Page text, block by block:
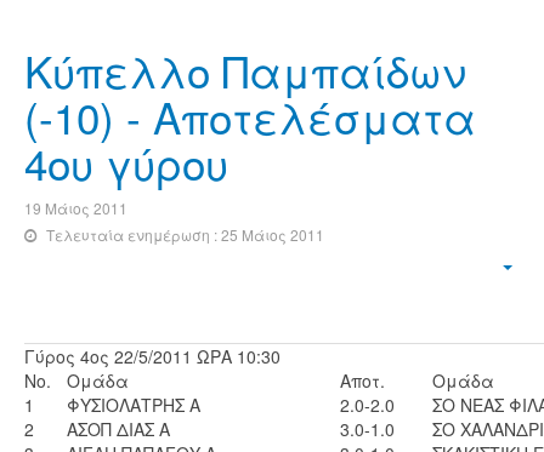
Κύπελλο Παμπαίδων
(-10) - Αποτελέσματα
4ου γύρου
19 Μάιος 2011
Τελευταία ενημέρωση : 25 Μάιος 2011
Γύρος 4ος 22/5/2011 ΩΡΑ 10:30
No.
Ομάδα Αποτ.
Ομάδα
1
ΦΥΣΙΟΛΑΤΡΗΣ Α 2.0-2.0
ΣΟ ΝΕΑΣ
2
ΑΣΟΠ ΔΙΑΣ Α 3.0-1.0
ΣΟ